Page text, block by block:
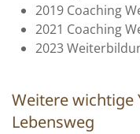
2019 Coaching
2021 Coaching
2023
Weitere wichtige
Lebensweg